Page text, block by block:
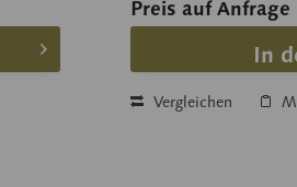
Preis auf Anfrage
In
Vergleichen